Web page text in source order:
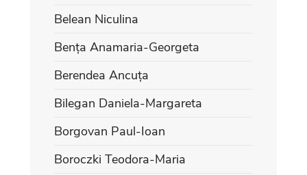
Belean Niculina
Bența Anamaria-Georgeta
Berendea Ancuța
Bilegan Daniela-Margareta
Borgovan Paul-Ioan
Boroczki Teodora-Maria